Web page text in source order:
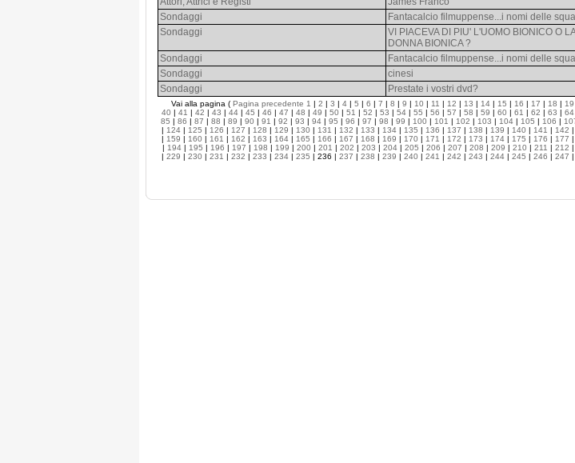
Sondaggi
Fantacalcio filmuppense...i nomi delle
Sondaggi
VI PIACEVA DI PIU' L'UOMO BIONICO O LA
DONNA BIONICA ?
Sondaggi Fantacalcio filmuppense...i nomi delle
Sondaggi
cinesi
Sondaggi
Prestate i vostri dvd?
Vai alla pagina ( Pagina precedente 1 | 2 | 3 | 4 | 5 | 6 | 7 | 8 | 9 | 10 | 11 | 12 | 13 | 14 | 15 | 16 | 17 | 18 | 19
40 | 41 | 42 | 43 | 44 | 45 | 46 | 47 | 48 | 49 | 50 | 51 | 52 | 53 | 54 | 55 | 56 | 57 | 58 | 59 | 60 | 61 | 62 | 63 | 64
85 | 86 | 87 | 88 | 89 | 90 | 91 | 92 | 93 | 94 | 95 | 96 | 97 | 98 | 99 | 100 | 101 | 102 | 103 | 104 | 105 | 106 |
| 124 | 125 | 126 | 127 | 128 | 129 | 130 | 131 | 132 | 133 | 134 | 135 | 136 | 137 | 138 | 139 | 140 | 141 | 142 |
| 159 | 160 | 161 | 162 | 163 | 164 | 165 | 166 | 167 | 168 | 169 | 170 | 171 | 172 | 173 | 174 | 175 | 176 | 177 |
| 194 | 195 | 196 | 197 | 198 | 199 | 200 | 201 | 202 | 203 | 204 | 205 | 206 | 207 | 208 | 209 | 210 | 211 | 212 |
| 229 | 230 | 231 | 232 | 233 | 234 | 235 | 236 | 237 | 238 | 239 | 240 | 241 | 242 | 243 | 244 | 245 | 246 | 247 |